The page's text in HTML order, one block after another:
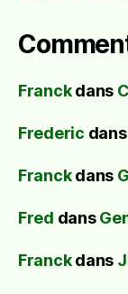
Franckdans
Frederic dans
Franckdans
Fred dans
Franckdans